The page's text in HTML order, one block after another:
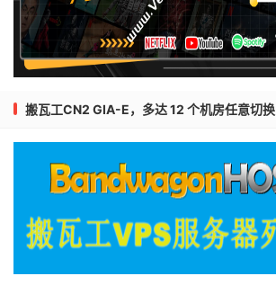
搬瓦工CN2 GIA-E，多达 12 个机房任意切换